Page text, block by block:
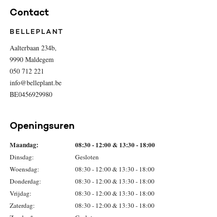
Contact
BELLEPLANT
Aalterbaan 234b,
9990 Maldegem
050 712 221
info@belleplant.be
BE0456929980
Openingsuren
Maandag:
08:30 - 12:00 & 13:30 - 18:00
Dinsdag:
Gesloten
Woensdag:
08:30 - 12:00 & 13:30 - 18:00
Donderdag:
08:30 - 12:00 & 13:30 - 18:00
Vrijdag:
08:30 - 12:00 & 13:30 - 18:00
Zaterdag:
08:30 - 12:00 & 13:30 - 18:00